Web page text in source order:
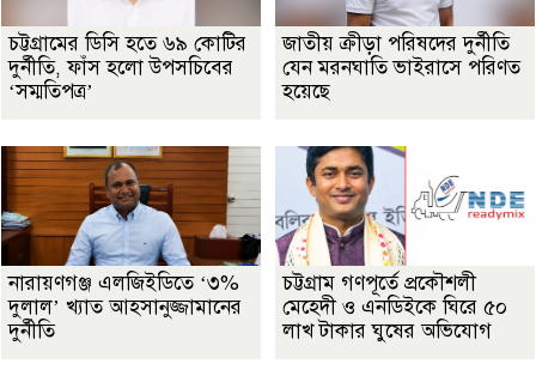
চট্টগ্রামের ডিসি হতে ৬৯ কোটির
দুর্নীতি, ফাঁস হলো উপসচিবের
‘সম্মতিপত্র’
জাতীয় ক্রীড়া পরিষদের দুর্নীতি
যেন মরনঘাতি ভাইরাসে পরিণত
হয়েছে
নারায়ণগঞ্জ এলজিইডিতে ‘৩%
দুলাল’ খ্যাত আহসানুজ্জামানের
দুর্নীতি
চট্টগ্রাম গণপূর্তে প্রকৌশলী
মেহেদী ও এনডিইকে ঘিরে ৫০
লাখ টাকার ঘুষের অভিযোগ